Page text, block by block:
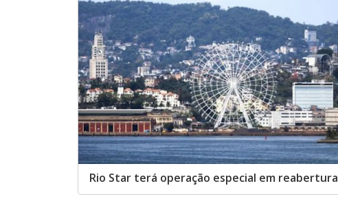
Rio Star terá operação especial em reabertura